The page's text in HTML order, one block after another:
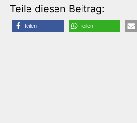
Teile diesen Beitrag:
teilen teilen